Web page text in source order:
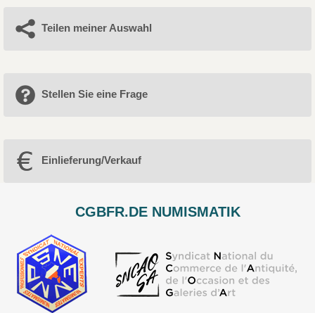
Teilen meiner Auswahl
Stellen Sie eine Frage
Einlieferung/Verkauf
CGBFR.DE NUMISMATIK